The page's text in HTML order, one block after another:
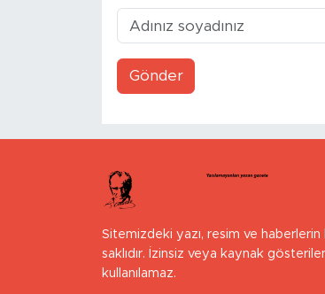
Gönder
Sitemizdeki yazı, resim ve haberlerin
saklıdır. İzinsiz veya kaynak
kullanılamaz.